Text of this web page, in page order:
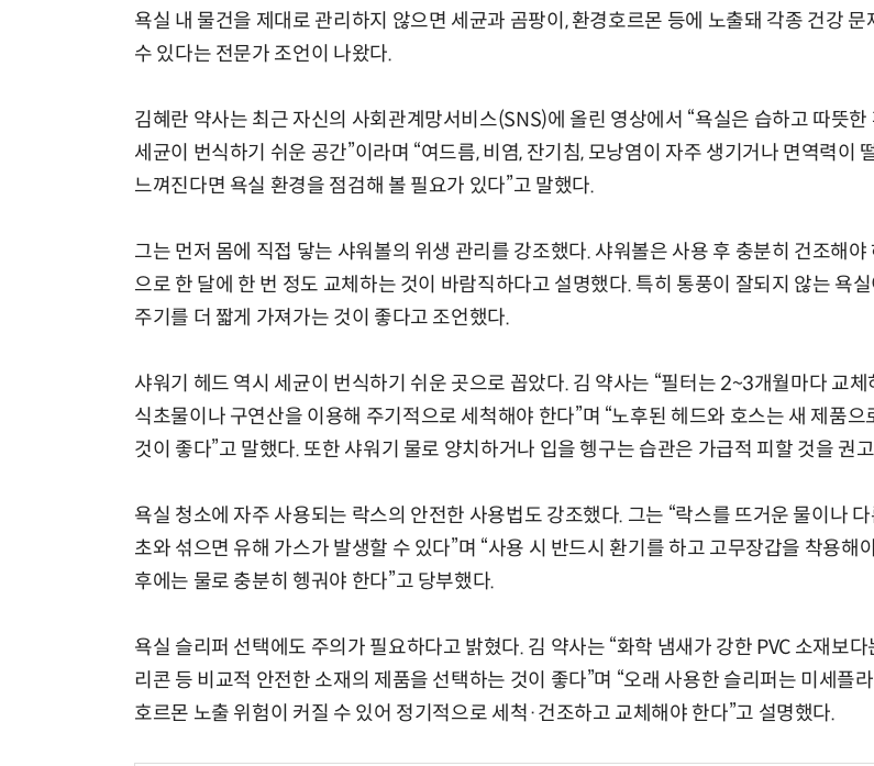
욕실 내 물건을 제대로 관리하지 않으면 세균과 곰팡이, 환경호르몬 등에 노출돼 각종 건강 문
수 있다는 전문가 조언이 나왔다.
김혜란 약사는 최근 자신의 사회관계망서비스(SNS)에 올린 영상에서 “욕실은 습하고 따뜻한
세균이 번식하기 쉬운 공간”이라며 “여드름, 비염, 잔기침, 모낭염이 자주 생기거나 면역력이
느껴진다면 욕실 환경을 점검해 볼 필요가 있다”고 말했다.
그는 먼저 몸에 직접 닿는 샤워볼의 위생 관리를 강조했다. 샤워볼은 사용 후 충분히 건조해야
으로 한 달에 한 번 정도 교체하는 것이 바람직하다고 설명했다. 특히 통풍이 잘되지 않는 욕실
주기를 더 짧게 가져가는 것이 좋다고 조언했다.
샤워기 헤드 역시 세균이 번식하기 쉬운 곳으로 꼽았다. 김 약사는 “필터는 2~3개월마다 교체
식초물이나 구연산을 이용해 주기적으로 세척해야 한다”며 “노후된 헤드와 호스는 새 제품으
것이 좋다”고 말했다. 또한 샤워기 물로 양치하거나 입을 헹구는 습관은 가급적 피할 것을 권
욕실 청소에 자주 사용되는 락스의 안전한 사용법도 강조했다. 그는 “락스를 뜨거운 물이나 다
초와 섞으면 유해 가스가 발생할 수 있다”며 “사용 시 반드시 환기를 하고 고무장갑을 착용해
후에는 물로 충분히 헹궈야 한다”고 당부했다.
욕실 슬리퍼 선택에도 주의가 필요하다고 밝혔다. 김 약사는 “화학 냄새가 강한 PVC 소재보다
리콘 등 비교적 안전한 소재의 제품을 선택하는 것이 좋다”며 “오래 사용한 슬리퍼는 미세플
호르몬 노출 위험이 커질 수 있어 정기적으로 세척·건조하고 교체해야 한다”고 설명했다.